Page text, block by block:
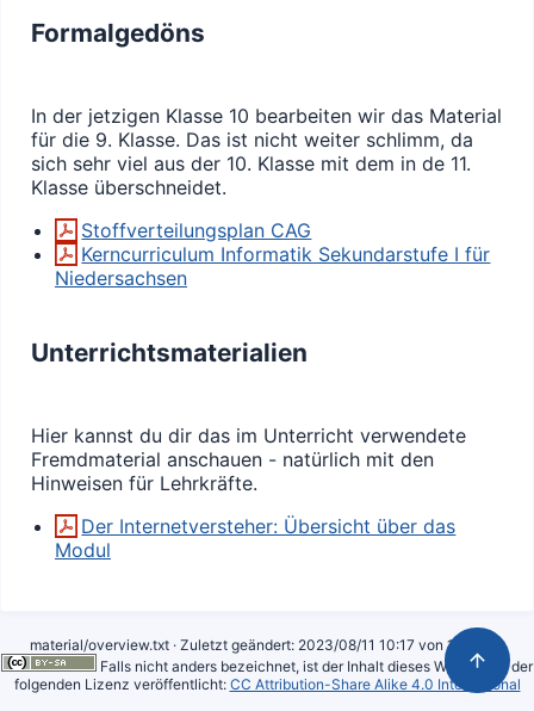
Formalgedöns
In der jetzigen Klasse 10 bearbeiten wir das Material
für die 9. Klasse. Das ist nicht weiter schlimm, da
sich sehr viel aus der 10. Klasse mit dem in de 11.
Klasse überschneidet.
Stoffverteilungsplan CAG
Kerncurriculum Informatik Sekundarstufe I für
Niedersachsen
Unterrichtsmaterialien
Hier kannst du dir das im Unterricht verwendete
Fremdmaterial anschauen - natürlich mit den
Hinweisen für Lehrkräfte.
Der Internetversteher: Übersicht über das
Modul
material/overview.txt· Zuletzt geändert: 2023/08/11 10:17 von127.0.0.1
Falls nicht anders bezeichnet, ist der Inhalt dieses Wikis unter der
folgenden Lizenz veröffentlicht: CC Attribution-Share Alike 4.0 International